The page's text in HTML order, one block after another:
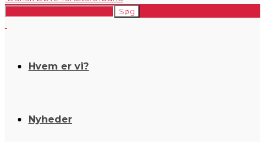
Hvem er vi?
Nyheder